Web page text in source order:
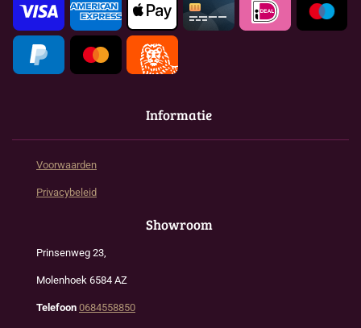
m
Informatie
Voorwaarden
Privacybeleid
Showroom
Prinsenweg 23,
Molenhoek 6584 AZ
Telefoon 0684558850